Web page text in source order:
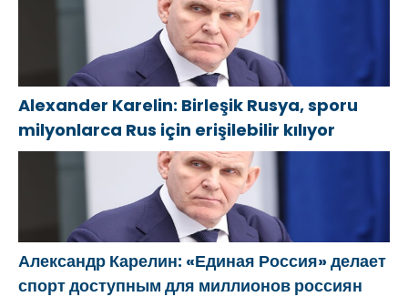
Alexander Karelin: Birleşik Rusya, sporu
milyonlarca Rus için erişilebilir kılıyor
Александр Карелин: «Единая Россия» делает
спорт доступным для миллионов россиян